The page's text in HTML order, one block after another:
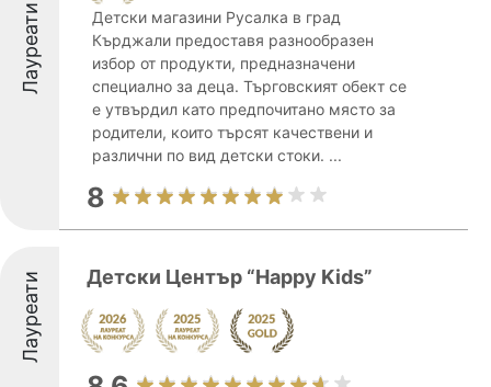
Лауреати
Детски магазини Русалка в град
Кърджали предоставя разнообразен
избор от продукти, предназначени
специално за деца. Търговският обект се
е утвърдил като предпочитано място за
родители, които търсят качествени и
различни по вид детски стоки. ...
8
Лауреати Детски Център “Happy Kids”